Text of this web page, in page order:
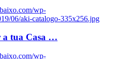
wp-
06/aki-catalogo-335x256.jpg
a tua Casa …
wp-